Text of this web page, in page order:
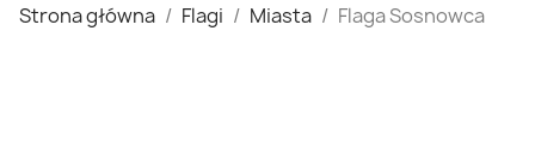
Strona główna Flagi Miasta Flaga Sosnowca